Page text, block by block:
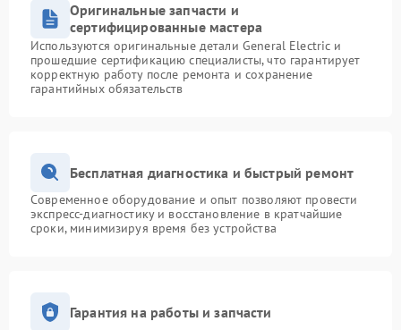
Оригинальные запчасти и
сертифицированные мастера
Используются оригинальные детали General Electric и
прошедшие сертификацию специалисты, что гарантирует
корректную работу после ремонта и сохранение
гарантийных обязательств
Бесплатная диагностика и быстрый ремонт
Современное оборудование и опыт позволяют провести
экспресс-диагностику и восстановление в кратчайшие
сроки, минимизируя время без устройства
Гарантия на работы и запчасти